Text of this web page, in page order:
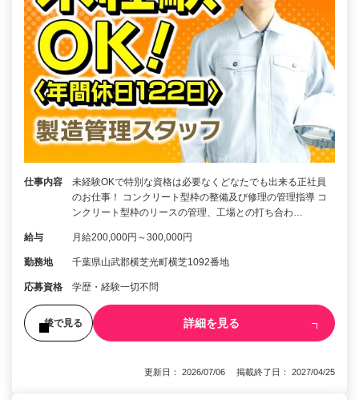
仕事内容
未経験OKで特別な資格は必要なくどなたでも出来る正社員
のお仕事！ コンクリート型枠の整備及び修理の管理指導 コ
ンクリート型枠のリースの管理、工場との打ち合わ…
給与 月給200,000円～300,000円
勤務地 千葉県山武郡横芝光町横芝1092番地
応募資格 学歴・経験一切不問
後で見る 詳細を見る
更新日： 2026/07/06 掲載終了日： 2027/04/25